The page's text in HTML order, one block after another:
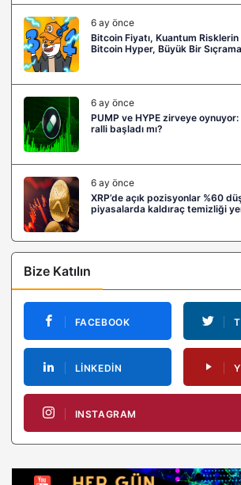
6 ay önce
Bitcoin Fiyatı, Kuantum
Bitcoin Hyper, Büyük Bir
6 ay önce
PUMP ve HYPE zirveye
ralli başladı mı?
6 ay önce
XRP’de açık pozisyonlar %60
piyasalarda kaldıraç temizliği
Bize Katılın
FACEBOOK
LINKEDIN
INSTAGRAM